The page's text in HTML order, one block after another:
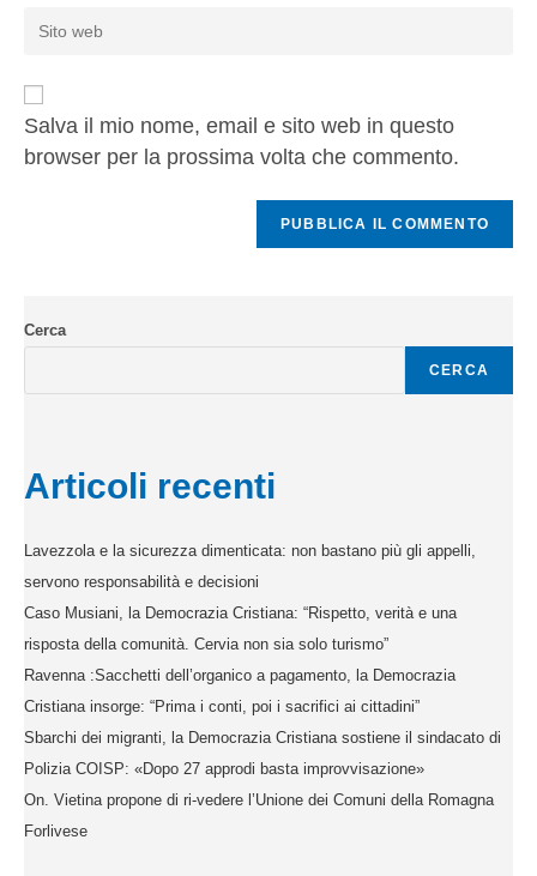
Salva il mio nome, email e sito web in questo
browser per la prossima volta che commento.
Cerca
CERCA
Articoli recenti
Lavezzola e la sicurezza dimenticata: non bastano più gli appelli,
servono responsabilità e decisioni
Caso Musiani, la Democrazia Cristiana: “Rispetto, verità e una
risposta della comunità. Cervia non sia solo turismo”
Ravenna :Sacchetti dell’organico a pagamento, la Democrazia
Cristiana insorge: “Prima i conti, poi i sacrifici ai cittadini”
Sbarchi dei migranti, la Democrazia Cristiana sostiene il sindacato di
Polizia COISP: «Dopo 27 approdi basta improvvisazione»
On. Vietina propone di ri-vedere l’Unione dei Comuni della Romagna
Forlivese